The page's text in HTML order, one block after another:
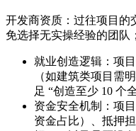
开发商资质：过往项目的
免选择无实操经验的团队；
就业创造逻辑：项
（如建筑类项目需
足 “创造至少 10 个
资金安全机制：项
资金占比）、抵押